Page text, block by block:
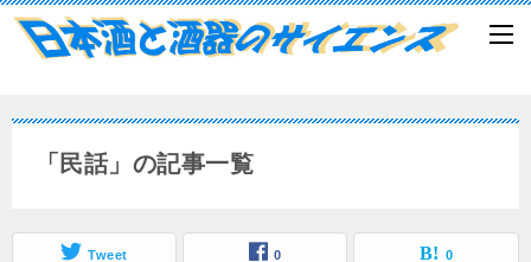
「民話」の記事一覧
Tweet 0 0